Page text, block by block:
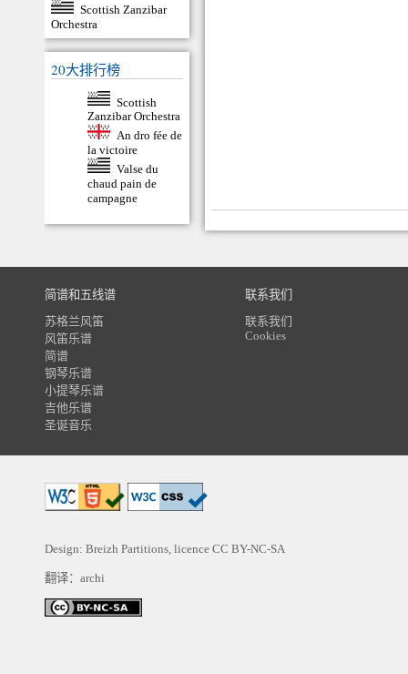
Scottish Zanzibar
Orchestra
20大排行榜
Scottish
Zanzibar Orchestra
An dro fée de
la victoire
Valse du
chaud pain de
campagne
简谱和五线谱
苏格兰风笛
风笛乐谱
简谱
钢琴乐谱
小提琴乐谱
吉他乐谱
圣诞音乐
联系我们
联系我们
Cookies
Design: Breizh Partitions, licence CC BY-NC-SA
翻译：archi